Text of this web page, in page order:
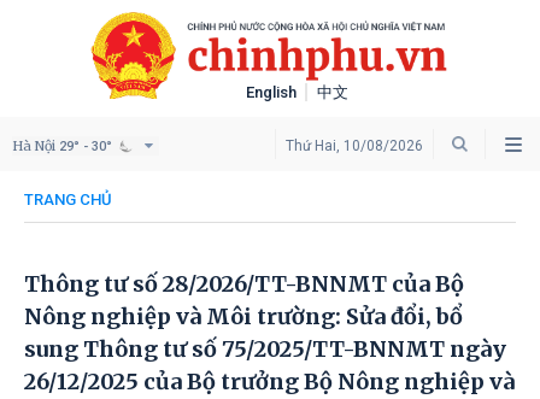
English 中文
Thứ Hai, 10/08/2026
Hà Nội 29° - 30°
TRANG CHỦ
Thông tư số 28/2026/TT-BNNMT của Bộ
Nông nghiệp và Môi trường: Sửa đổi, bổ
sung Thông tư số 75/2025/TT-BNNMT ngày
26/12/2025 của Bộ trưởng Bộ Nông nghiệp và